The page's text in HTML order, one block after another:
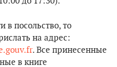
в посольство, то
на адрес:
. Все принесенные
в книге